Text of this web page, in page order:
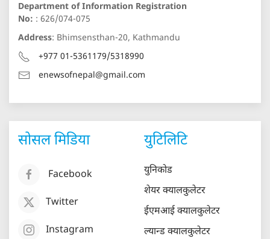
Department of Information Registration
No: : 626/074-075
Address: Bhimsensthan-20, Kathmandu
+977 01-5361179/5318990
enewsofnepal@gmail.com
सोसल मिडिया
Facebook
Twitter
Instagram
युटिलिटि
युनिकोड
शेयर क्यालकुलेटर
ईएमआई क्यालकुलेटर
ल्यान्ड क्यालकुलेटर